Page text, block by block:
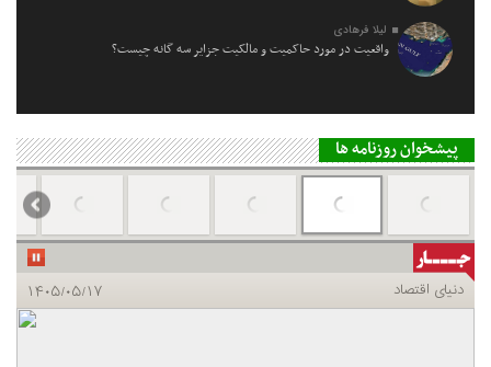
لیلا فرهادی
واقعیت در مورد حاکمیت و مالکیت جزایر سه گانه چیست؟
پیشخوان روزنامه ها